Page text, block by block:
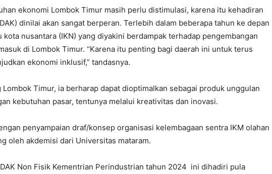
ekonomi Lombok Timur masih perlu distimulasi, karena itu kehadiran
dinilai akan sangat berperan. Terlebih dalam beberapa tahun ke depan
nusantara (IKN) yang diyakini berdampak terhadap pengembangan
di Lombok Timur. “Karena itu penting bagi daerah ini untuk terus
ekonomi inklusif,” tandasnya.
Timur, ia berharap dapat dioptimalkan sebagai produk unggulan
kebutuhan pasar, tentunya melalui kreativitas dan inovasi.
penyampaian draf/konsep organisasi kelembagaan sentra IKM olahan
oleh akdemisi dari Universitas mataram.
Non Fisik Kementrian Perindustrian tahun 2024 ini dihadiri pula